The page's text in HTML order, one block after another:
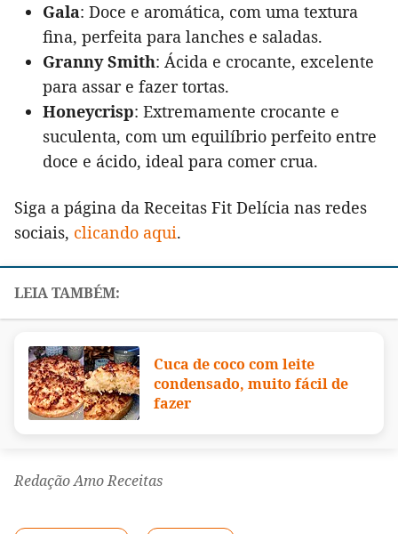
Gala: Doce e aromática, com uma textura
fina, perfeita para lanches e saladas.
Granny Smith: Ácida e crocante, excelente
para assar e fazer tortas.
Honeycrisp: Extremamente crocante e
suculenta, com um equilíbrio perfeito entre
doce e ácido, ideal para comer crua.
Siga a página da Receitas Fit Delícia nas redes
sociais, clicando aqui.
Cuca de coco com leite
condensado, muito fácil de
fazer
Redação Amo Receitas